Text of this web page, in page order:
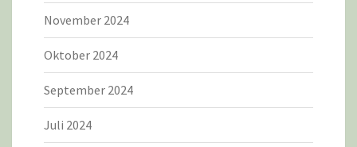
November 2024
Oktober 2024
September 2024
Juli 2024